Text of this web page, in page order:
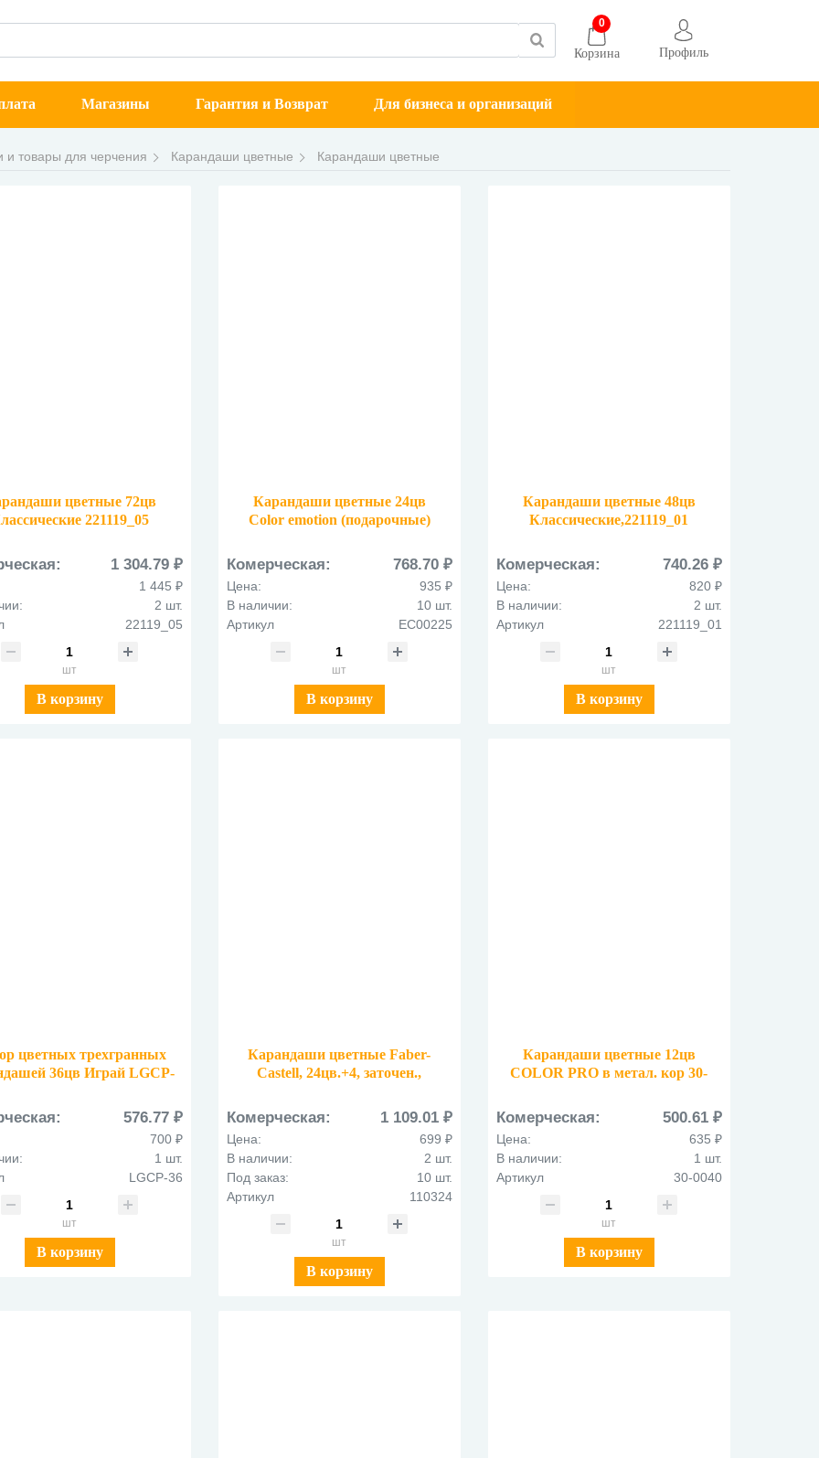
0
Корзина Профиль
Магазины Гарантия и Возврат Для бизнеса и организаций
товары для черчения Карандаши цветные Карандаши цветные
цветные 72цв
221119_05
1 304.79 ₽
1 445 ₽
2 шт.
22119_05
шт
В корзину
Карандаши цветные 24цв
Color emotion (подарочные)
Комерческая: 768.70 ₽
Цена:
935 ₽
В наличии:
10 шт.
Артикул
EC00225
шт
В корзину
Карандаши цветные 48цв
Классические,221119_01
Комерческая: 740.26 ₽
Цена:
820 ₽
В наличии:
2 шт.
Артикул
221119_01
шт
В корзину
цветных трехгранных
36цв Играй LGCP-
576.77 ₽
700 ₽
1 шт.
LGCP-36
шт
В корзину
Карандаши цветные Faber-
Castell, 24цв.+4, заточен.,
Комерческая: 1 109.01 ₽
Цена:
699 ₽
В наличии:
2 шт.
Под заказ:
10 шт.
Артикул
110324
шт
В корзину
Карандаши цветные 12цв
COLOR PRO в метал. кор 30-
Комерческая: 500.61 ₽
Цена:
635 ₽
В наличии:
1 шт.
Артикул
30-0040
шт
В корзину